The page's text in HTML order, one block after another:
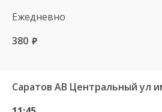
Ежедневно
380 руб.